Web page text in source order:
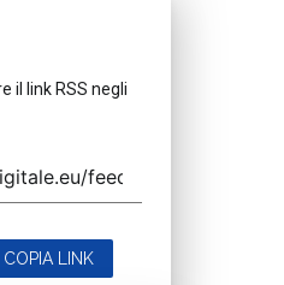
il link RSS negli
COPIA LINK